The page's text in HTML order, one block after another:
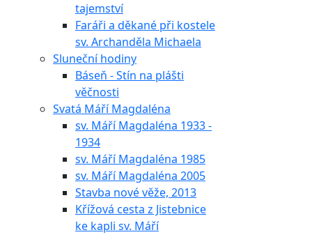
tajemství
Faráři a děkané při kostele
sv. Archanděla Michaela
Sluneční hodiny
Báseň - Stín na plášti
věčnosti
Svatá Máří Magdaléna
sv. Máří Magdaléna 1933 -
1934
sv. Máří Magdaléna 1985
sv. Máří Magdaléna 2005
Stavba nové věže, 2013
Křížová cesta z Jistebnice
ke kapli sv. Máří